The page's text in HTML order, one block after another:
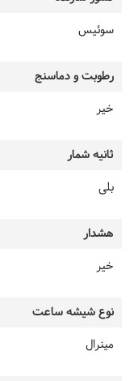
سوئیس
رطوبت و دماسنج
خیر
ثانیه شمار
بلی
هشدار
خیر
نوع شیشه ساعت
مینرال